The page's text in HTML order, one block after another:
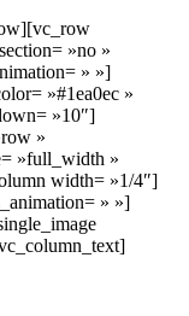
»no »
» »]
»#1ea0ec »
»10″]
»
»full_width »
width= »1/4″]
» »]